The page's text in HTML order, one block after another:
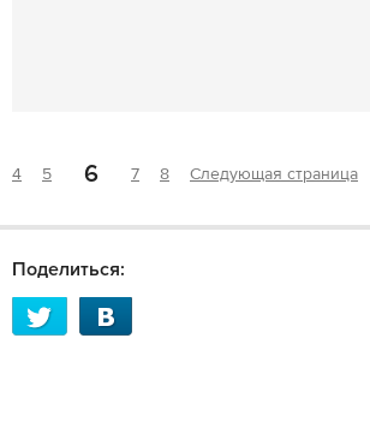
4 5 6 7 8 Следующая страница
Поделиться: